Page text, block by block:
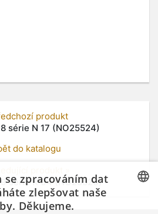
produkt
série N 17 (NO25524)
do katalogu
série K 04 (NO25526)
se zpracováním dat
zlepšovat naše
Děkujeme.